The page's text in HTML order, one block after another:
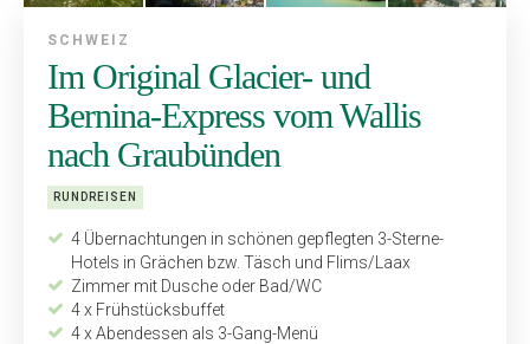
SCHWEIZ
Im Original Glacier- und
Bernina-Express vom Wallis
nach Graubünden
RUNDREISEN
4 Übernachtungen in schönen gepflegten 3-Sterne-
Hotels in Grächen bzw. Täsch und Flims/Laax
Zimmer mit Dusche oder Bad/WC
4 x Frühstücksbuffet
4 x Abendessen als 3-Gang-Menü